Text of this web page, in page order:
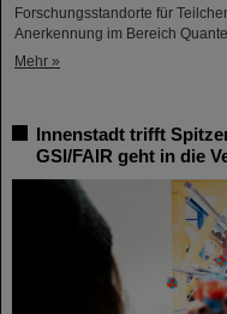
Forschungsstandorte für
Anerkennung im Bereich
Mehr »
Innenstadt trifft
GSI/FAIR geht in die